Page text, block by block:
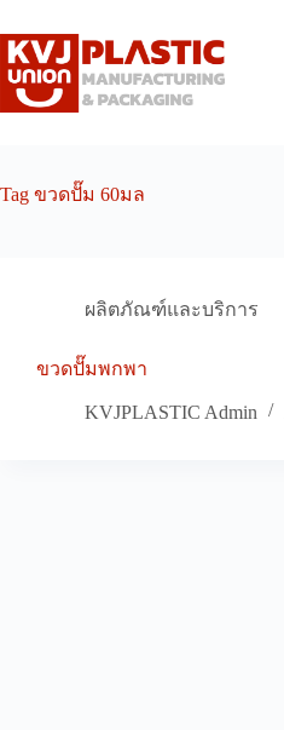
to
content
Tag ขวดปั๊ม 60มล
ผลิตภัณฑ์และบริการ
ขวดปั๊มพกพา
KVJPLASTIC Admin